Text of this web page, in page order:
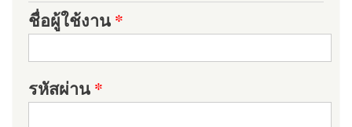
ชื่อผู้ใช้งาน*
รหัสผ่าน*